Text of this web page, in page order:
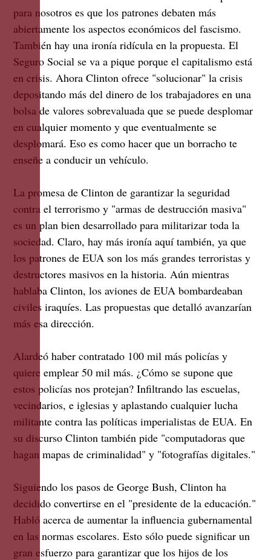
para nosotros es que los patrones debaten más
abiertamente los aspectos económicos del fascismo.
También hay una ironía ridícula en la propuesta. El
Seguro Social se va a pique porque el capitalismo está
en crisis. Ahora Clinton ofrece "solucionar" la crisis
depositando más del dinero de los trabajadores en una
bolsa de valores sobrevaluada que se puede desplomar
en cualquier momento y que eventualmente se
desplomará. Eso es como hacer que un borracho te
enseñe a conducir un vehículo.
La promesa de Clinton de garantizar la seguridad
contra el terrorismo y "armas de destrucción masiva"
es un plan bien desarrollado para militarizar toda la
sociedad. Claro, hay más ironía aquí también, ya que
los patrones de EUA son los más grandes terroristas y
destructores masivos en la historia. Aún mientras
hablaba Clinton, los aviones de EUA bombardeaban
civiles iraquíes. Las propuestas que detalló avanzarían
más esa dirección.
Alardeó haber contratado 100 mil más policías y
quiere emplear 50 mil más. ¿Cómo se supone que
estos policías nos protejan? Infiltrando las escuelas,
vecindarios, e iglesias y aplastando cualquier lucha
militante contra las políticas imperialistas de EUA. En
su discurso Clinton también pide "computadoras que
hagan mapas de criminalidad" y "fotografías digitales."
Siguiendo los pasos de George Bush, Clinton ha
decidido convertirse en el "presidente de la educación."
Habló acerca de aumentar la influencia gubernamental
en las normas escolares. Esto sólo puede significar un
gran esfuerzo para garantizar que los hijos de los